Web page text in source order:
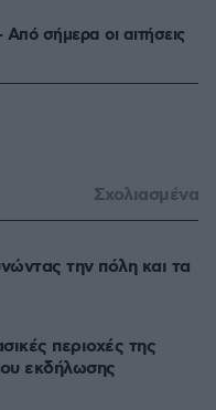
σήμερα οι αιτήσεις
Σχολιασμένα
την πόλη και τα
περιοχές της
εκδήλωσης